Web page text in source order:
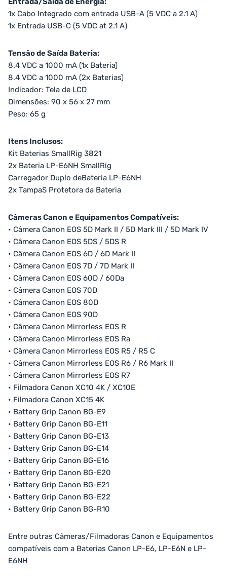
1x Cabo Integrado com entrada USB-A (5 VDC a 2.1 A)
1x Entrada USB-C (5 VDC at 2.1 A)
Tensão de Saída Bateria:
8.4 VDC a 1000 mA (1x Bateria)
8.4 VDC a 1000 mA (2x Baterias)
Indicador: Tela de LCD
Dimensões: 90 x 56 x 27 mm
Peso: 65 g
Itens Inclusos:
Kit Baterias SmallRig 3821
2x Bateria LP-E6NH SmallRig
Carregador Duplo deBateria LP-E6NH
2x TampaS Protetora da Bateria
Câmeras Canon e Equipamentos Compatíveis:
• Câmera Canon EOS 5D Mark II / 5D Mark III / 5D Mark IV
• Câmera Canon EOS 5DS / 5DS R
• Câmera Canon EOS 6D / 6D Mark II
• Câmera Canon EOS 7D / 7D Mark II
• Câmera Canon EOS 60D / 60Da
• Câmera Canon EOS 70D
• Câmera Canon EOS 80D
• Câmera Canon EOS 90D
• Câmera Canon Mirrorless EOS R
• Câmera Canon Mirrorless EOS Ra
• Câmera Canon Mirrorless EOS R5 / R5 C
• Câmera Canon Mirrorless EOS R6 / R6 Mark II
• Câmera Canon Mirrorless EOS R7
• Filmadora Canon XC10 4K / XC10E
• Filmadora Canon XC15 4K
• Battery Grip Canon BG-E9
• Battery Grip Canon BG-E11
• Battery Grip Canon BG-E13
• Battery Grip Canon BG-E14
• Battery Grip Canon BG-E16
• Battery Grip Canon BG-E20
• Battery Grip Canon BG-E21
• Battery Grip Canon BG-E22
• Battery Grip Canon BG-R10
Entre outras Câmeras/Filmadoras Canon e Equipamentos
compatíveis com a Baterias Canon LP-E6, LP-E6N e LP-
E6NH